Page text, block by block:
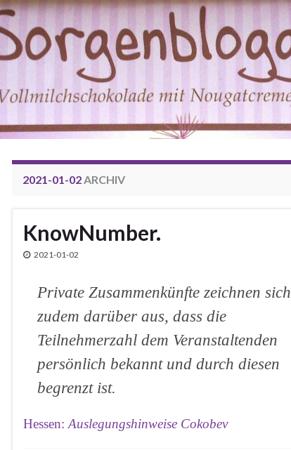
2021-01-02ARCHIV
KnowNumber.
2021-01-02
Private Zusammenkünfte zeichnen sich
zudem darüber aus, dass die
Teilnehmerzahl dem Veranstaltenden
persönlich bekannt und durch diesen
begrenzt ist.
Hessen: Auslegungshinweise Cokobev